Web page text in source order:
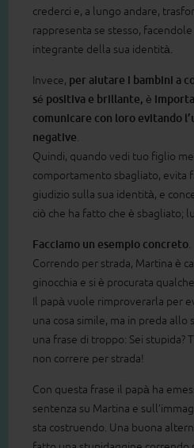
crederci e, a lungo andare,
rappresenta se stesso,
integrante della sua identità.
Invece, per aiutare i bambini a
sé positiva e brillante, è
comunicare con loro evitando
negative
Quindi, quando vedi tuo figlio
comportamento sbagliato, evita
giudizio sulla sua identità, e
ciò che ha fatto che è sbagliato;
Facciamo un esempio concreto
Correndo per strada, Martina è
ginocchia e si è procurata
Il papà vuole rimproverarla per
una cosa simile, ma in preda allo
una frase di troppo: Sei stupida?
non correre per strada!
Con questa frase il papà ha
sentenza su Martina e
sta costruendo. Una buona